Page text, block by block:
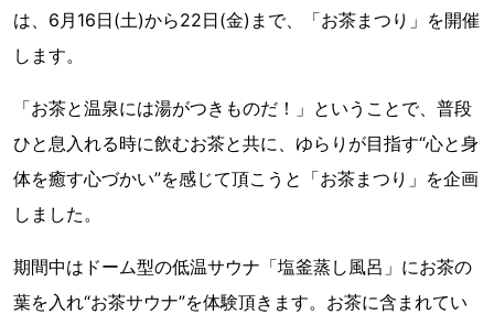
は、6月16日(土)から22日(金)まで、「お茶まつり」を開催
します。
「お茶と温泉には湯がつきものだ！」ということで、普段
ひと息入れる時に飲むお茶と共に、ゆらりが目指す“心と身
体を癒す心づかい”を感じて頂こうと「お茶まつり」を企画
しました。
期間中はドーム型の低温サウナ「塩釜蒸し風呂」にお茶の
葉を入れ“お茶サウナ”を体験頂きます。お茶に含まれてい